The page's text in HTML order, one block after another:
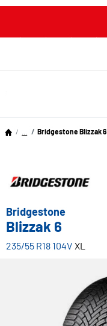
Bridgestone Blizzak 6
Bridgestone
Blizzak 6
235/55 R18 104V XL